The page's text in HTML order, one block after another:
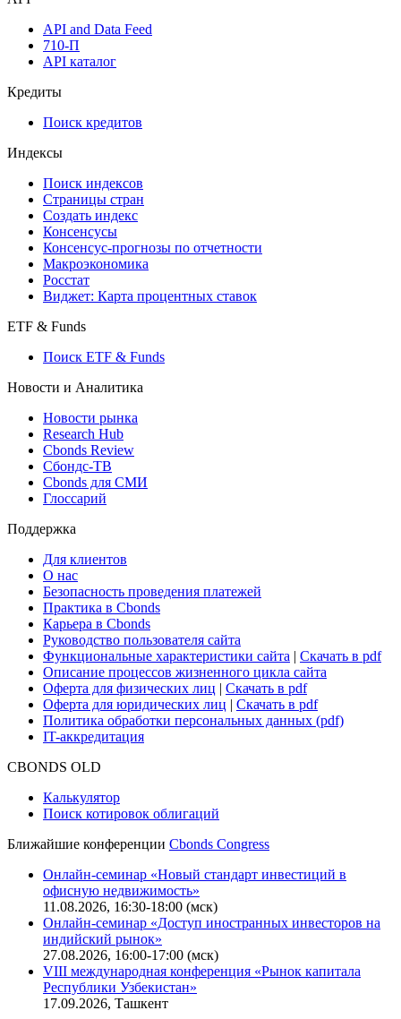
Мобильное приложение Cbonds
API
API and Data Feed
API каталог
Кредиты
Поиск кредитов
Индексы
Поиск индексов
Страницы стран
Создать индекс
Консенсусы
Макроэкономика
Виджет: Карта процентных ставок
ETF & Funds
Поиск ETF & Funds
Новости и Аналитика
Новости рынка
Research Hub
Сбондс-ТВ
Глоссарий
Поддержка
Для клиентов
О нас
Безопасность проведения платежей
Практика в Cbonds
Карьера в Cbonds
Руководство пользователя сайта
Функциональные характеристики сайта|Скачать в pdf
Описание процессов жизненного цикла сайта
Оферта для юридических лиц
IT-аккредитация
Поиск котировок облигаций
Ближайшие конференцииCbonds Congress
Онлайн-семинар «Новый стандарт инвестиций в
офисную недвижимость»
11.08.2026, 16:30-18:00 (мск)
Онлайн-семинар «Доступ иностранных инвесторов на
индийский рынок»